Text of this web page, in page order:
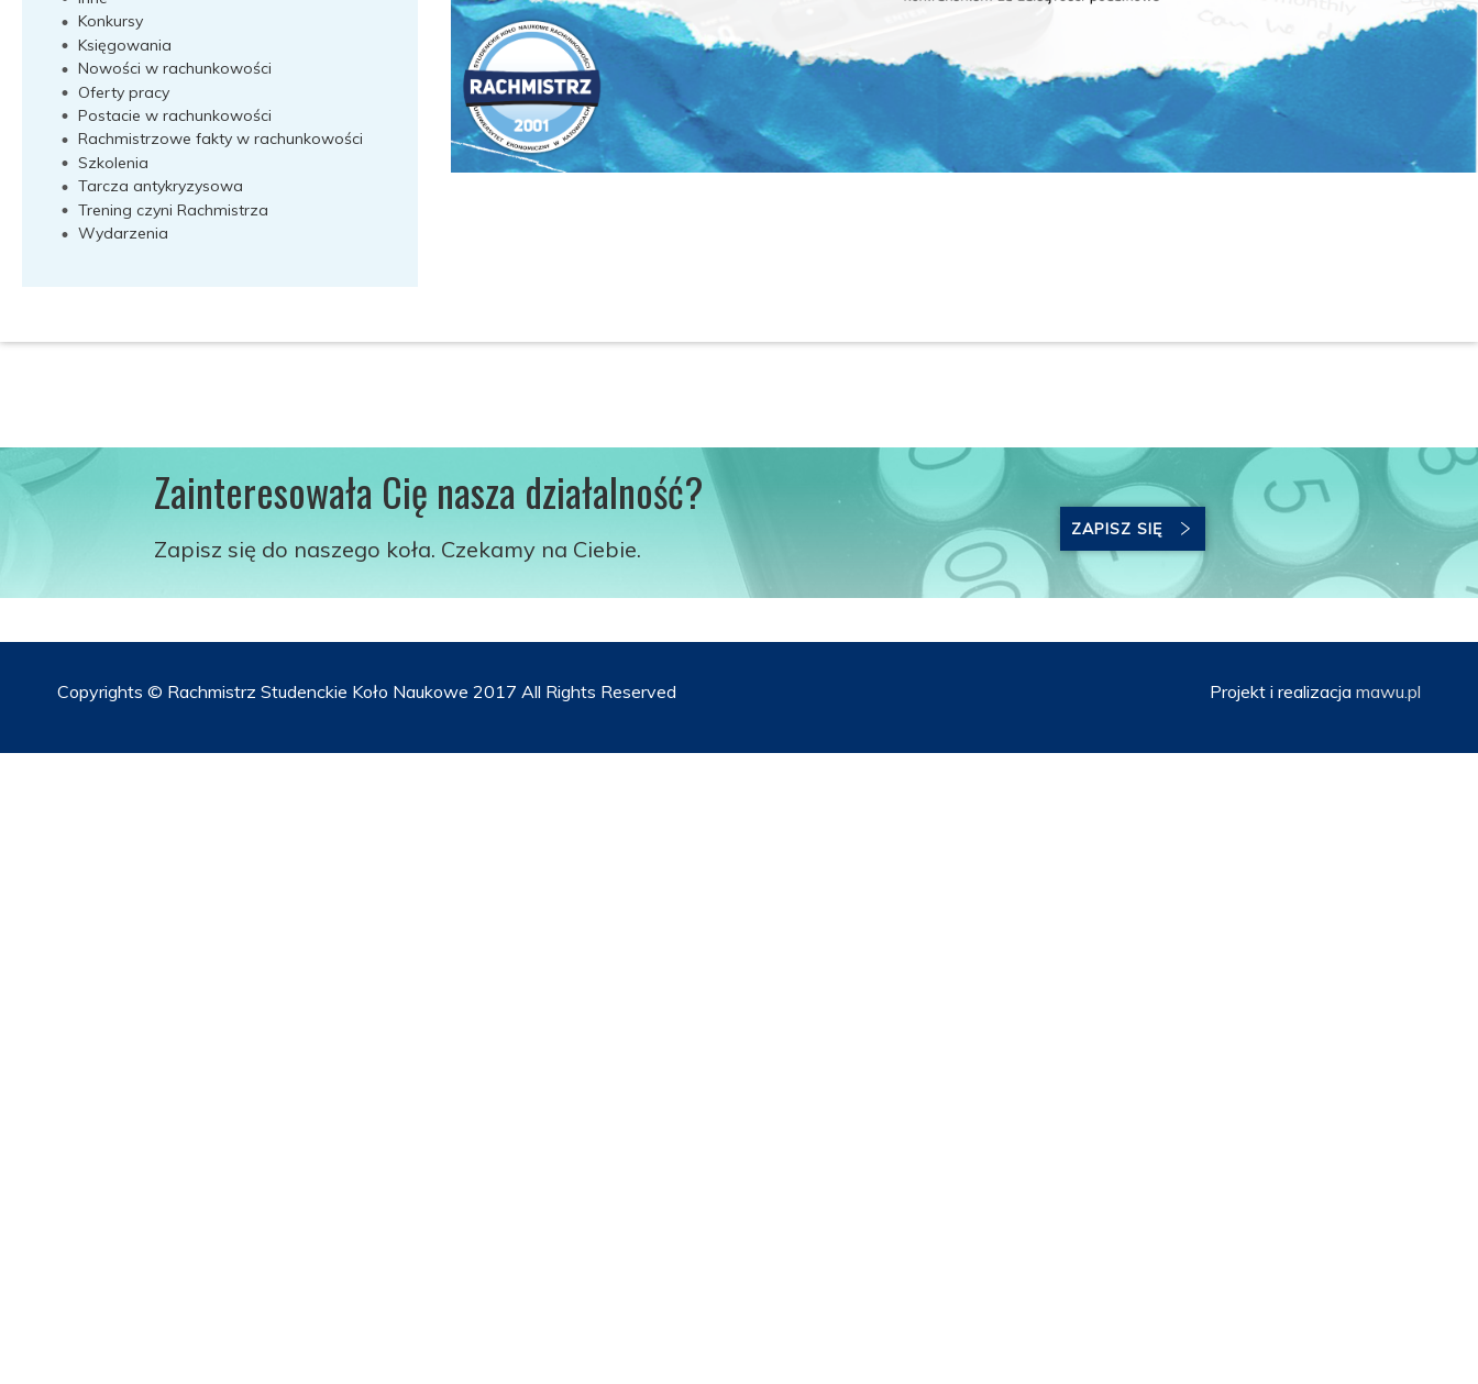
Konkursy
Księgowania
Nowości w rachunkowości
Oferty pracy
Postacie w rachunkowości
Rachmistrzowe fakty w rachunkowości
Szkolenia
Tarcza antykryzysowa
Trening czyni Rachmistrza
Wydarzenia
Zainteresowała Cię nasza działalność?
Zapisz się do naszego koła. Czekamy na Ciebie.
ZAPISZ SIĘ
Copyrights © Rachmistrz Studenckie Koło Naukowe 2017 All Rights Reserved Projekt i realizacja mawu.pl